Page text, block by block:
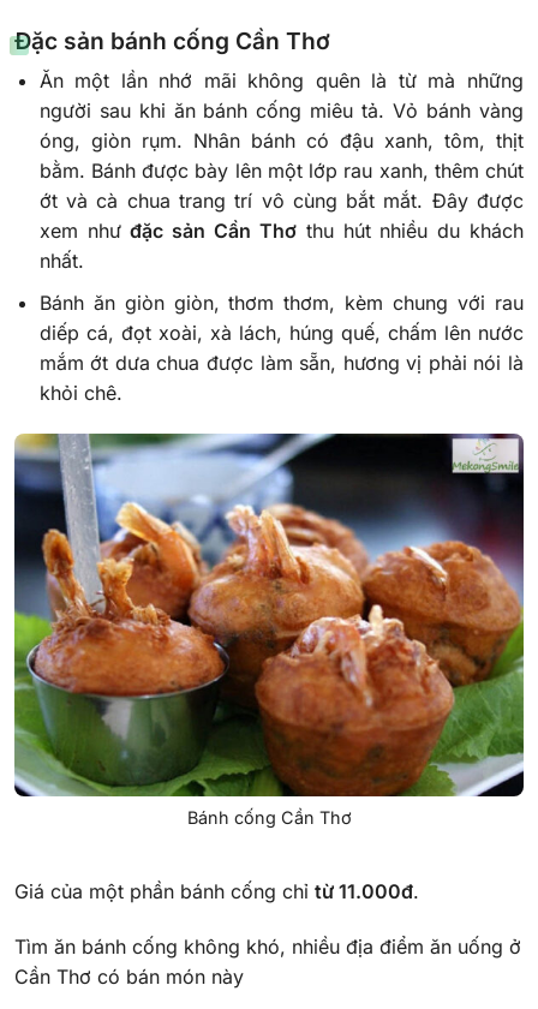
Đặc sản bánh cống Cần Thơ
Ăn một lần nhớ mãi không quên là từ mà những
người sau khi ăn bánh cống miêu tả. Vỏ bánh vàng
óng, giòn rụm. Nhân bánh có đậu xanh, tôm, thịt
bằm. Bánh được bày lên một lớp rau xanh, thêm chút
ớt và cà chua trang trí vô cùng bắt mắt. Đây được
xem nhưđặc sản Cần Thơthu hút nhiều du khách
nhất.
Bánh ăn giòn giòn, thơm thơm, kèm chung với rau
diếp cá, đọt xoài, xà lách, húng quế, chấm lên nước
mắm ớt dưa chua được làm sẵn, hương vị phải nói là
khỏi chê.
Bánh cống Cần Thơ
Giá của một phần bánh cống chỉ từ 11.000đ.
Tìm ăn bánh cống không khó, nhiều địa điểm ăn uống ở
Cần Thơ có bán món này